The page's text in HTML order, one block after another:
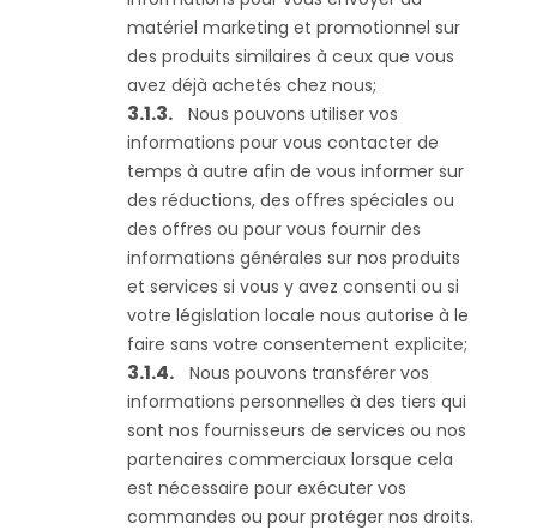
matériel marketing et promotionnel sur
des produits similaires à ceux que vous
avez déjà achetés chez nous;
Nous pouvons utiliser vos
informations pour vous contacter de
temps à autre afin de vous informer sur
des réductions, des offres spéciales ou
des offres ou pour vous fournir des
informations générales sur nos produits
et services si vous y avez consenti ou si
votre législation locale nous autorise à le
faire sans votre consentement explicite;
Nous pouvons transférer vos
informations personnelles à des tiers qui
sont nos fournisseurs de services ou nos
partenaires commerciaux lorsque cela
est nécessaire pour exécuter vos
commandes ou pour protéger nos droits.